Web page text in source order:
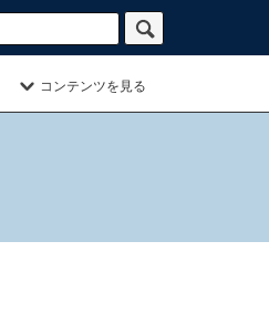
コンテンツを見る